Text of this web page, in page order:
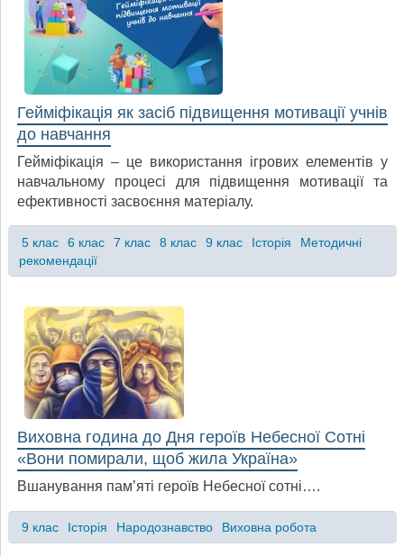
Гейміфікація як засіб підвищення мотивації учнів
до навчання
Гейміфікація – це використання ігрових елементів у
навчальному процесі для підвищення мотивації та
ефективності засвоєння матеріалу.
5 клас 6 клас 7 клас 8 клас 9 клас Історія
Методичні
рекомендації
Виховна година до Дня героїв Небесної Сотні
«Вони помирали, щоб жила Україна»
Вшанування пам’яті героїв Небесної сотні….
9 клас Історія Народознавство Виховна робота